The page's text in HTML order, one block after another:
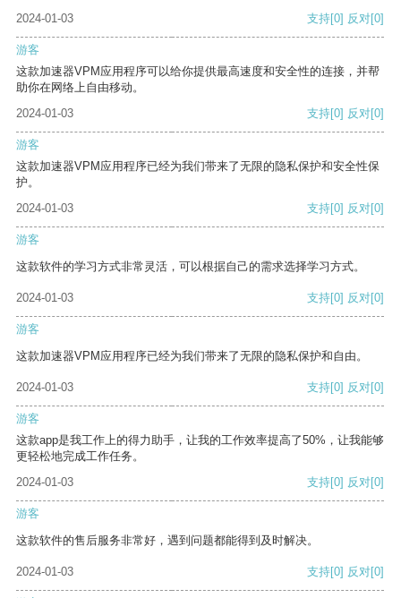
2024-01-03
支持[0] 反对[0]
游客
这款加速器VPM应用程序可以给你提供最高速度和安全性的连接，并帮
助你在网络上自由移动。
2024-01-03
支持[0] 反对[0]
游客
这款加速器VPM应用程序已经为我们带来了无限的隐私保护和安全性保
护。
2024-01-03
支持[0] 反对[0]
游客
这款软件的学习方式非常灵活，可以根据自己的需求选择学习方式。
2024-01-03 支持[0] 反对[0]
游客
这款加速器VPM应用程序已经为我们带来了无限的隐私保护和自由。
2024-01-03 支持[0] 反对[0]
游客
这款app是我工作上的得力助手，让我的工作效率提高了50%，让我能够
更轻松地完成工作任务。
2024-01-03
支持[0] 反对[0]
游客
这款软件的售后服务非常好，遇到问题都能得到及时解决。
2024-01-03 支持[0] 反对[0]